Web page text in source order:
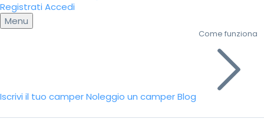
Registrati Accedi
Menu
Iscrivi il tuo camperNoleggio un camperBlog
Come funziona